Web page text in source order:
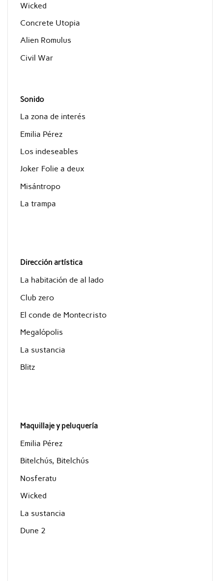
Wicked
Concrete Utopia
Alien Romulus
Civil War
Sonido
La zona de interés
Emilia Pérez
Los indeseables
Joker Folie a deux
Misántropo
La trampa
Dirección artística
La habitación de al lado
Club zero
El conde de Montecristo
Megalópolis
La sustancia
Blitz
Maquillaje y peluquería
Emilia Pérez
Bitelchús, Bitelchús
Nosferatu
Wicked
La sustancia
Dune 2